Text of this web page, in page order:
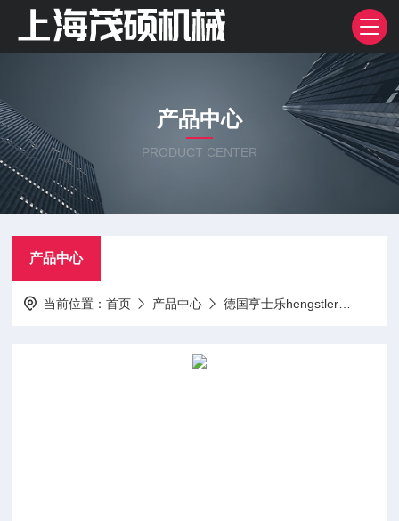
产品中心
PRODUCT CENTER
产品中心
当前位置：首页 产品中心 德国亨士乐hengstler